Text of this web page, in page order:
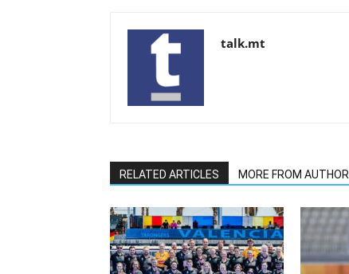
talk.mt
RELATED ARTICLES MORE FROM AUTHOR